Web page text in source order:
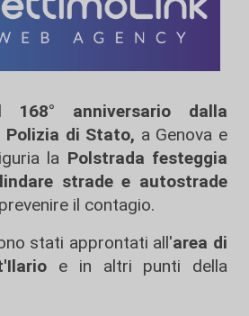
anniversario dalla
Polizia di Stato, a Genova e
la Polstrada festeggia
strade e autostrade
il contagio.
stati approntati all'area di
e in altri punti della